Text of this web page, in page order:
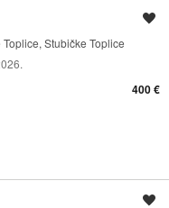
Stubičke Toplice
400 €